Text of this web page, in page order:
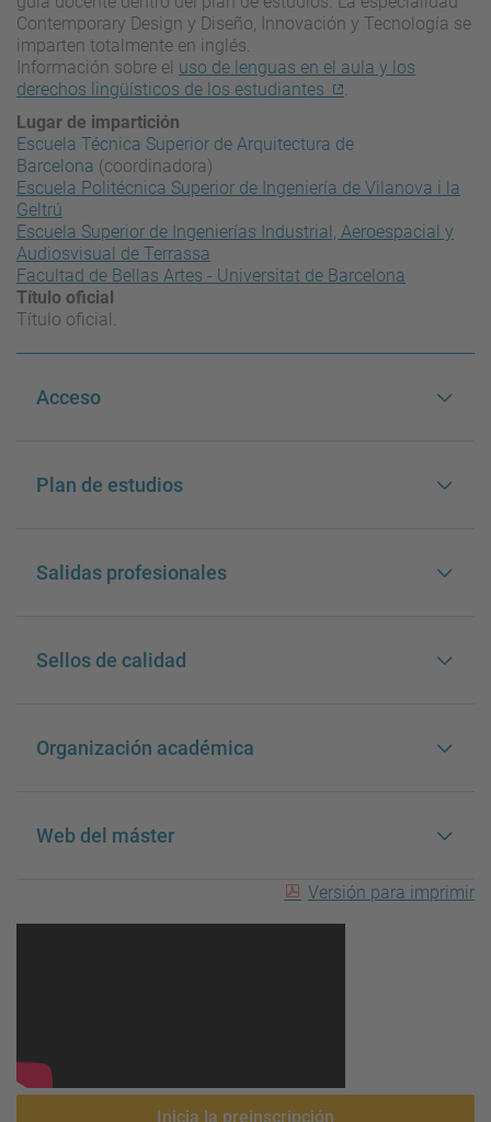
Contemporary Design y Diseño, Innovación y Tecnología se
imparten totalmente en inglés.
Información sobre el uso de lenguas en el aula y los
derechos lingüísticos de los estudiantes
.
Lugar de impartición
Escuela Técnica Superior de Arquitectura de
Barcelona (coordinadora)
Escuela Politécnica Superior de Ingeniería de Vilanova i la
Geltrú
Escuela Superior de Ingenierías Industrial, Aeroespacial y
Audiosvisual de Terrassa
Facultad de Bellas Artes - Universitat de Barcelona
Título oficial
Título oficial.
Acceso
Plan de estudios
Salidas profesionales
Sellos de calidad
Organización académica
Web del máster
Versión para imprimir
Inicia la preinscripción